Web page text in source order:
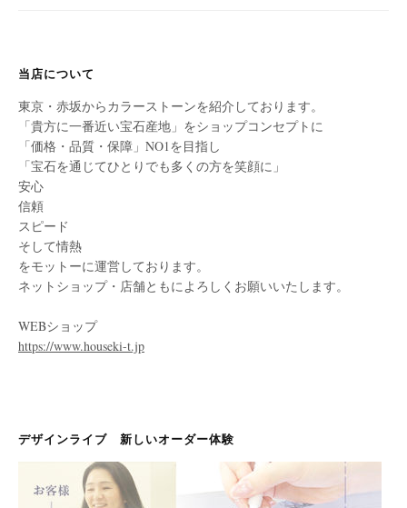
当店について
東京・赤坂からカラーストーンを紹介しております。
「貴方に一番近い宝石産地」をショップコンセプトに
「価格・品質・保障」NO1を目指し
「宝石を通じてひとりでも多くの方を笑顔に」
安心
信頼
スピード
そして情熱
をモットーに運営しております。
ネットショップ・店舗ともによろしくお願いいたします。
WEBショップ
https://www.houseki-t.jp
デザインライブ 新しいオーダー体験